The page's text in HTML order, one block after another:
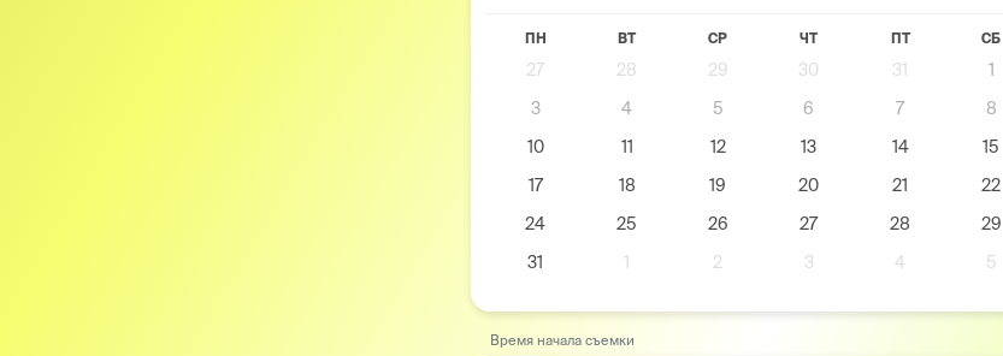
ПН ВТ СР ЧТ ПТ СБ
27 28 29 30 31 1
3
4 5 6 7 8
10
11 12 13 14 15
17
18 19 20 21 22
24
25 26 27 28 29
31
1 2 3 4 5
Время начала съемки